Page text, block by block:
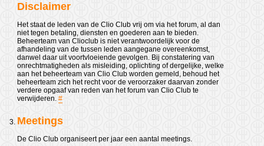
Disclaimer
Het staat de leden van de Clio Club vrij om via het forum, al dan
niet tegen betaling, diensten en goederen aan te bieden.
Beheerteam van Clioclub is niet verantwoordelijk voor de
afhandeling van de tussen leden aangegane overeenkomst,
danwel daar uit voortvloeiende gevolgen. Bij constatering van
onrechtmatigheden als misleiding, oplichting of dergelijke, welke
aan het beheerteam van Clio Club worden gemeld, behoud het
beheerteam zich het recht voor de veroorzaker daarvan zonder
verdere opgaaf van reden van het forum van Clio Club te
verwijderen. #
Meetings
De Clio Club organiseert per jaar een aantal meetings.